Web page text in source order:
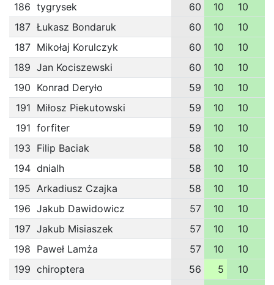
186 tygrysek 60 10 10
187 Łukasz Bondaruk 60 10 10
187 Mikołaj Korulczyk 60 10 10
189 Jan Kociszewski 60 10 10
190 Konrad Deryło 59 10 10
191 Miłosz Piekutowski 59 10 10
191 forfiter 59 10 10
193 Filip Baciak 58 10 10
194 dnialh 58 10 10
195 Arkadiusz Czajka 58 10 10
196 Jakub Dawidowicz 57 10 10
197 Jakub Misiaszek 57 10 10
198 Paweł Lamża 57 10 10
199 chiroptera 56 5 10